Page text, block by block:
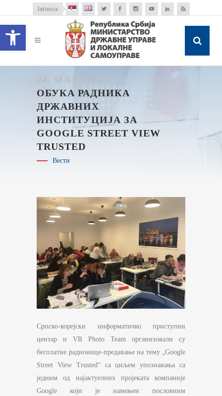
Open toolbar
latinica
24. МАЈА 2018.
ОБУКА РАДНИКА
ДРЖАВНИХ
ИНСТИТУЦИЈА ЗА
GOOGLE STREET VIEW
TRUSTED
Вести
Српско-корејски информатичко приступни
центар и VR Photo Team организовали су
бесплатне радионице-предавање на тему „Google
Street View Trusted“ са циљем упознавања са
једним од најактуелних пројеката компаније
Google који је намењен пословним